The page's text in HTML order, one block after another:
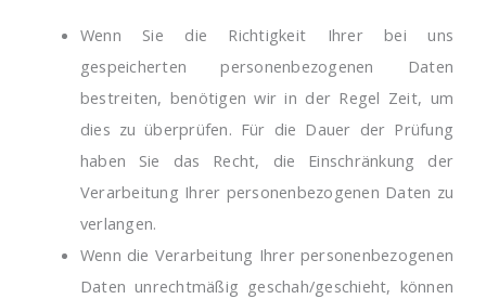
Wenn Sie die Richtigkeit Ihrer bei uns
gespeicherten personenbezogenen Daten
bestreiten, benötigen wir in der Regel Zeit, um
dies zu überprüfen. Für die Dauer der Prüfung
haben Sie das Recht, die Einschränkung der
Verarbeitung Ihrer personenbezogenen Daten zu
verlangen.
Wenn die Verarbeitung Ihrer personenbezogenen
Daten unrechtmäßig geschah/geschieht, können